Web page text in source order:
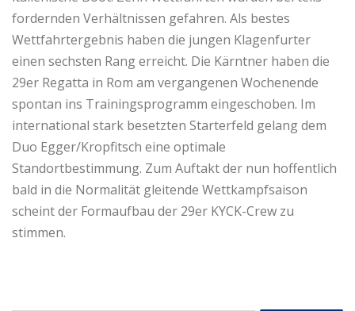
fordernden Verhältnissen gefahren. Als bestes
Wettfahrtergebnis haben die jungen Klagenfurter
einen sechsten Rang erreicht. Die Kärntner haben die
29er Regatta in Rom am vergangenen Wochenende
spontan ins Trainingsprogramm eingeschoben. Im
international stark besetzten Starterfeld gelang dem
Duo Egger/Kropfitsch eine optimale
Standortbestimmung. Zum Auftakt der nun hoffentlich
bald in die Normalität gleitende Wettkampfsaison
scheint der Formaufbau der 29er KYCK-Crew zu
stimmen.